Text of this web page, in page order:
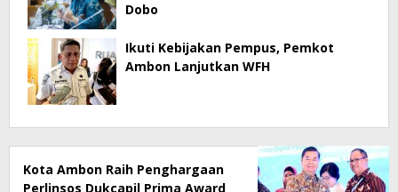
Dobo
Ikuti Kebijakan Pempus, Pemkot
Ambon Lanjutkan WFH
Kota Ambon Raih Penghargaan
Perlinsos Dukcapil Prima Award